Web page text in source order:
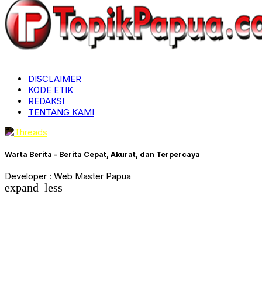
DISCLAIMER
KODE ETIK
REDAKSI
TENTANG KAMI
Warta Berita - Berita Cepat, Akurat, dan Terpercaya
Developer : Web Master Papua
expand_less